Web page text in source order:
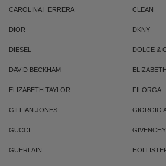
CAROLINA HERRERA CLEAN
DIOR DKNY
DIESEL DOLCE &
DAVID BECKHAM
ELIZABETH TAYLOR FILORGA
GILLIAN JONES GIORGIO
GUCCI GIVENCHY
GUERLAIN